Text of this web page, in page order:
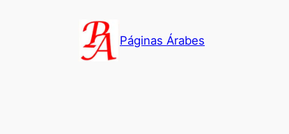
Páginas Árabes